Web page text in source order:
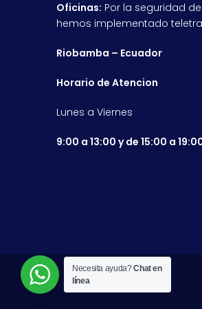
Oficinas: Por la seguridad
hemos implementado
Riobamba – Ecuador
Horario de Atencion
Lunes a Viernes
9:00 a 13:00 y de 15:00 a
Necesita ayuda?Chat en
línea